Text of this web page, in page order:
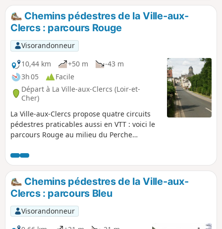
Chemins pédestres de la Ville-aux-
Clercs : parcours Rouge
Visorandonneur
10,44 km
+50 m
-43 m
3h 05
Facile
Départ à La Ville-aux-Clercs (Loir-et-
Cher)
La Ville-aux-Clercs propose quatre circuits
pédestres praticables aussi en VTT : voici le
parcours Rouge au milieu du Perche
Chemins pédestres de la Ville-aux-
Clercs : parcours Bleu
Visorandonneur